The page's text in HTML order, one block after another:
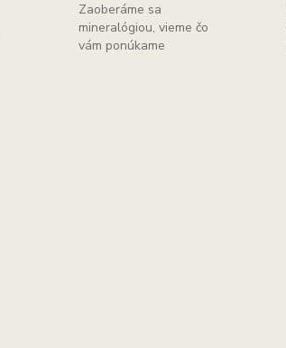
Zaoberáme sa
mineralógiou, vieme čo
vám ponúkame